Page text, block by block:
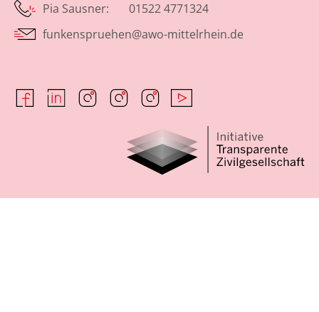
Pia Sausner: 01522 4771324
funkenspruehen@awo-mittelrhein.de